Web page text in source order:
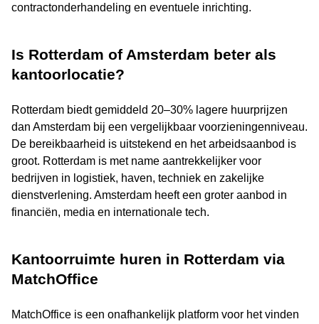
contractonderhandeling en eventuele inrichting.
Is Rotterdam of Amsterdam beter als
kantoorlocatie?
Rotterdam biedt gemiddeld 20–30% lagere huurprijzen
dan Amsterdam bij een vergelijkbaar voorzieningenniveau.
De bereikbaarheid is uitstekend en het arbeidsaanbod is
groot. Rotterdam is met name aantrekkelijker voor
bedrijven in logistiek, haven, techniek en zakelijke
dienstverlening. Amsterdam heeft een groter aanbod in
financiën, media en internationale tech.
Kantoorruimte huren in Rotterdam via
MatchOffice
MatchOffice is een onafhankelijk platform voor het vinden